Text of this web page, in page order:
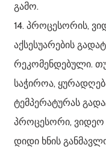
გამო.
14. პროცესორის,
აქსესუარების
რეკომენდებული.
საჭიროა,
ტემპერატურას
პროცესორი, ვიდეო
დიდი ხნის